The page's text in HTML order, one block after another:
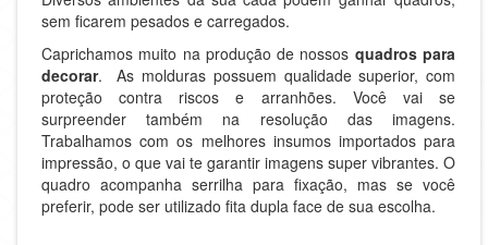
sem ficarem pesados e carregados.
Caprichamos muito na produção de nossos quadros para
decorar. As molduras possuem qualidade superior, com
proteção contra riscos e arranhões. Você vai se
surpreender também na resolução das imagens.
Trabalhamos com os melhores insumos importados para
impressão, o que vai te garantir imagens super vibrantes. O
quadro acompanha serrilha para fixação, mas se você
preferir, pode ser utilizado fita dupla face de sua escolha.